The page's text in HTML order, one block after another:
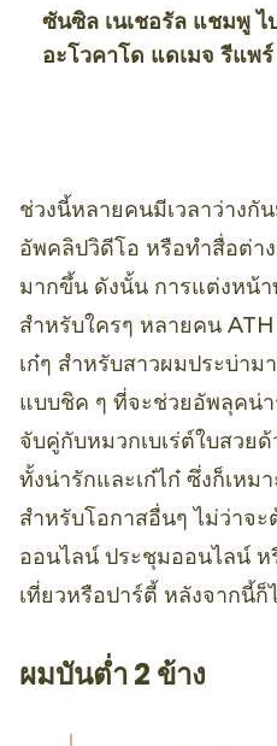
ซันซิล เนเชอรัล แชมพู
อะโวคาโด แดเมจ รีแพร์
ช่วงนี้หลายคนมีเวลาว่างกั
อัพคลิปวิดีโอ หรือทำสื่อต่า
มากขึ้น ดังนั้น การแต่งหน้า
สำหรับใครๆ หลายคน
เก๋ๆ สำหรับสาวผมประบ่า
แบบชิค ๆ ที่จะช่วยอัพลุคน่
จับคู่กับหมวกเบเร่ต์ใบสวย
ทั้งน่ารักและเก๋ไก๋ ซึ่งก็เหม
สำหรับโอกาสอื่นๆ ไม่ว่าจ
ออนไลน์ ประชุมออนไลน์ ห
เที่ยวหรือปาร์ตี้ หลังจากนี้ก็
ผมบันต่ำ 2 ข้าง